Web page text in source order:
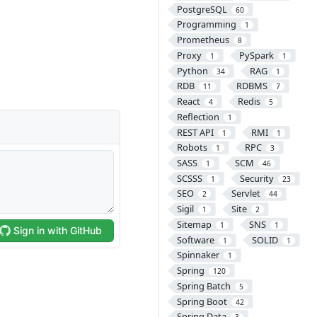
PostgreSQL 60
Programming 1
Prometheus 8
Proxy 1 PySpark 1
Python 34 RAG 1
RDB 11 RDBMS 7
React 4 Redis 5
Reflection 1
REST API 1 RMI 1
Robots 1 RPC 3
SASS 1 SCM 46
SCSSS 1 Security 23
SEO 2 Servlet 44
Sigil 1 Site 2
Sitemap 1 SNS 1
Software 1 SOLID 1
Spinnaker 1
Spring 120
Spring Batch 5
Spring Boot 42